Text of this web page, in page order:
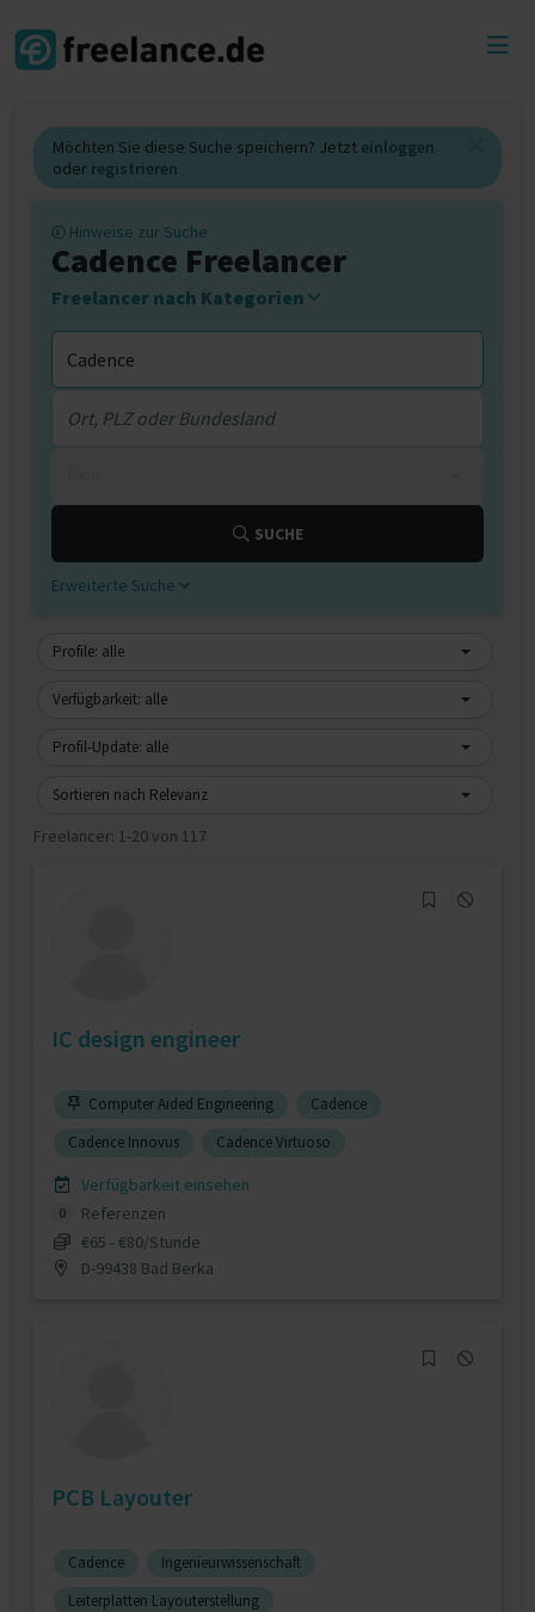
Möchten Sie diese Suche speichern? Jetzt einloggen
oder registrieren
Hinweise zur Suche
Cadence Freelancer
Freelancer nach Kategorien
SUCHE
Erweiterte Suche
Profile: alle
Verfügbarkeit: alle
Profil-Update: alle
Sortieren nach Relevanz
Freelancer: 1-20 von 117
IC design engineer
Computer Aided Engineering
Cadence
Cadence Innovus
Cadence Virtuoso
Verfügbarkeit einsehen
0
Referenzen
€65 - €80/Stunde
D-99438 Bad Berka
PCB Layouter
Cadence
Ingenieurwissenschaft
Leiterplatten Layouterstellung